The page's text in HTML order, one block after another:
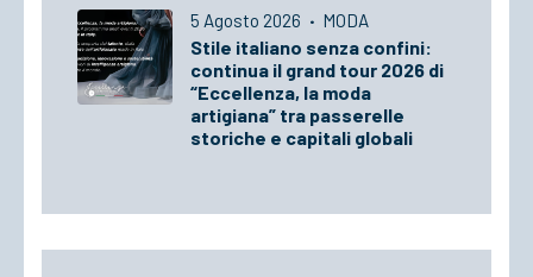
5 Agosto 2026 · MODA
Stile italiano senza confini:
continua il grand tour 2026 di
“Eccellenza, la moda
artigiana” tra passerelle
storiche e capitali globali